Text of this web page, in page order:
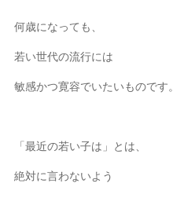
何歳になっても、
若い世代の流行には
敏感かつ寛容でいたいものです。
「最近の若い子は」とは、
絶対に言わないよう